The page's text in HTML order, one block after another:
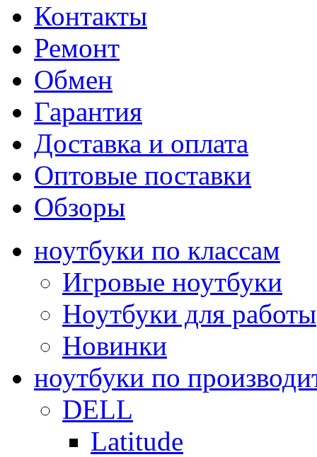
Контакты
Ремонт
Обмен
Гарантия
Доставка и оплата
Оптовые поставки
Обзоры
ноутбуки по классам
Игровые ноутбуки
Ноутбуки для работы
Новинки
ноутбуки по
DELL
Latitude